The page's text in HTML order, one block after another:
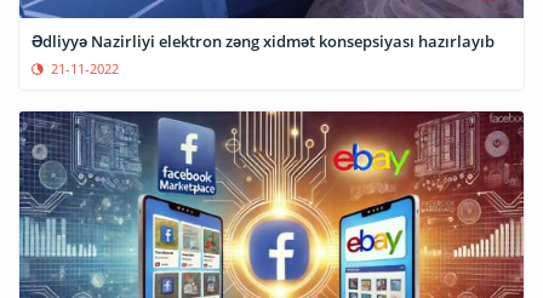
Ədliyyə Nazirliyi elektron zəng xidmət konsepsiyası hazırlayıb
21-11-2022